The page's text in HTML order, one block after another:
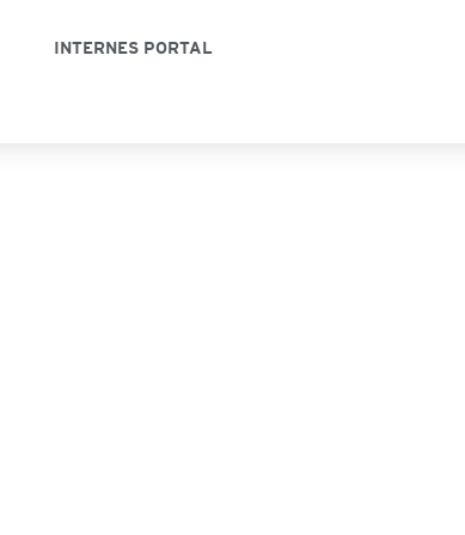
INTERNES PORTAL